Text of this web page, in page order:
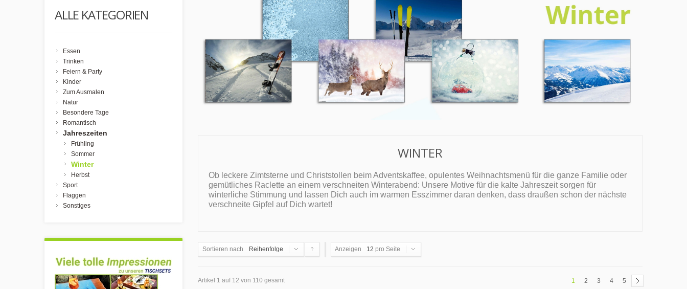
WINTER
Ob leckere Zimtsterne und Christstollen beim Adventskaffee, opulentes Weihnachtsmenü für die ganze Familie oder
gemütliches Raclette an einem verschneiten Winterabend: Unsere Motive für die kalte Jahreszeit sorgen für
winterliche Stimmung und lassen Dich auch im warmen Esszimmer daran denken, dass draußen schon der nächste
verschneite Gipfel auf Dich wartet!
Sortieren nach Reihenfolge Anzeigen 12 pro Seite
Artikel 1 auf 12 von 110 gesamt 1 2 3 4 5
ALLE KATEGORIEN
Essen
Trinken
Feiern & Party
Kinder
Zum Ausmalen
Natur
Besondere Tage
Romantisch
Jahreszeiten
Frühling
Sommer
Winter
Herbst
Sport
Flaggen
Sonstiges